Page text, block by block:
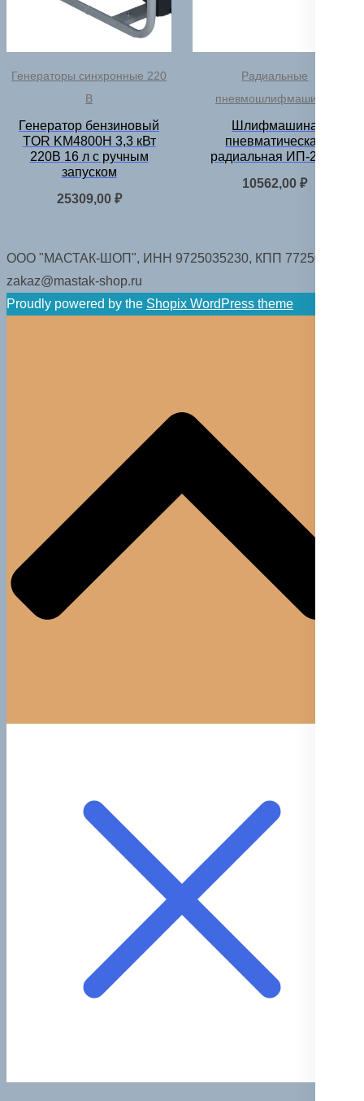
Генераторы синхронные 220
В
Генератор бензиновый
TOR KM4800H 3,3 кВт
220В 16 л с ручным
запуском
25309,00 ₽
Радиальные
пневмошлифмашинки
Шлифмашина
пневматическая
радиальная ИП-2020
10562,00₽
ООО "МАСТАК-ШОП", ИНН 9725035230, КПП 772501001.
zakaz@mastak-shop.ru
Proudly powered by the Shopix WordPress theme